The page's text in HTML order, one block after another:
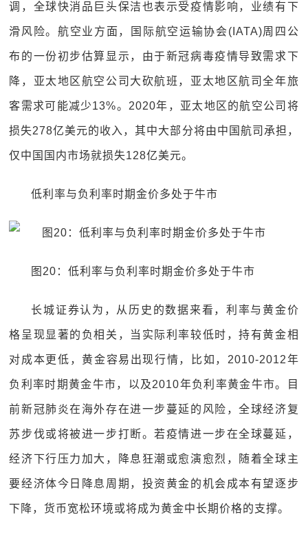
调，全球快消品巨头保洁也表示受疫情影响，业绩有下
滑风险。航空业方面，国际航空运输协会(IATA)周四公
布的一份初步估算显示，由于新冠病毒疫情导致需求下
降，亚太地区航空公司大砍航班，亚太地区航司全年旅
客需求可能减少13%。2020年，亚太地区的航空公司将
损失278亿美元的收入，其中大部分将由中国航司承担，
仅中国国内市场就损失128亿美元。
低利率与负利率时期金价多处于牛市
图20：低利率与负利率时期金价多处于牛市
长城证券认为，从历史的数据来看，利率与黄金价
格呈现显著的负相关，当实际利率较低时，持有黄金相
对成本更低，黄金容易出现行情，比如，2010-2012年
负利率时期黄金牛市，以及2010年负利率黄金牛市。目
前新冠肺炎在海外存在进一步蔓延的风险，全球经济复
苏步伐或将被进一步打断。若疫情进一步在全球蔓延，
经济下行压力加大，降息狂潮或愈演愈烈，随着全球主
要经济体今日降息周期，投资黄金的机会成本有望逐步
下降，货币宽松环境或将成为黄金中长期价格的支撑。